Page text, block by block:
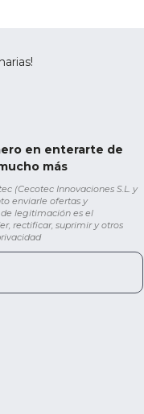
en enterarte de
más
(Cecotec Innovaciones S.L. y
enviarle ofertas y
legitimación es el
rectificar, suprimir y otros